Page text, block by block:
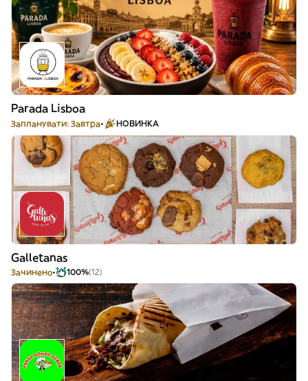
Parada Lisboa
Запланувати: Завтра НОВИНКА
Galletanas
Зачинено 100%(12)